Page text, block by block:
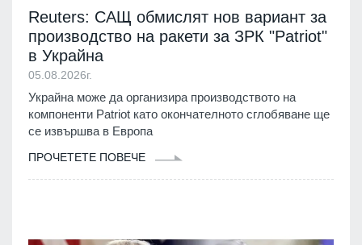
Reuters: САЩ обмислят нов вариант за
производство на ракети за ЗРК "Patriot"
в Украйна
05.08.2026г.
Украйна може да организира производството на
компоненти Patriot като окончателното сглобяване ще
се извършва в Европа
ПРОЧЕТЕТЕ ПОВЕЧЕ